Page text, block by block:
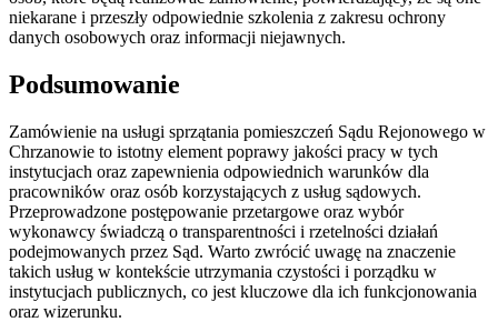
niekarane i przeszły odpowiednie szkolenia z zakresu ochrony
danych osobowych oraz informacji niejawnych.
Podsumowanie
Zamówienie na usługi sprzątania pomieszczeń Sądu Rejonowego w
Chrzanowie to istotny element poprawy jakości pracy w tych
instytucjach oraz zapewnienia odpowiednich warunków dla
pracowników oraz osób korzystających z usług sądowych.
Przeprowadzone postępowanie przetargowe oraz wybór
wykonawcy świadczą o transparentności i rzetelności działań
podejmowanych przez Sąd. Warto zwrócić uwagę na znaczenie
takich usług w kontekście utrzymania czystości i porządku w
instytucjach publicznych, co jest kluczowe dla ich funkcjonowania
oraz wizerunku.